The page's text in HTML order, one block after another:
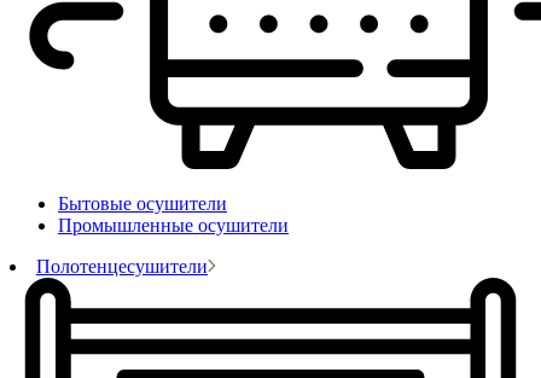
Бытовые осушители
Промышленные осушители
Полотенцесушители